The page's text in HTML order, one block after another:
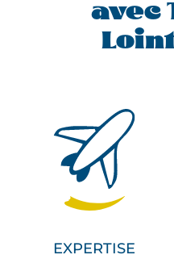
avec
EXPERTISE